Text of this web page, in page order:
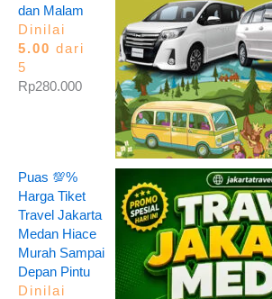
dan Malam
Dinilai
5.00 dari
5
Rp280.000
Puas 💯%
Harga Tiket
Travel Jakarta
Medan Hiace
Murah Sampai
Depan Pintu
Dinilai